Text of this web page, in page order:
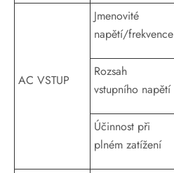
AC VSTUP
Jmenovité
napětí/frekvence
Rozsah
vstupního napětí
Účinnost při
plném zatížení